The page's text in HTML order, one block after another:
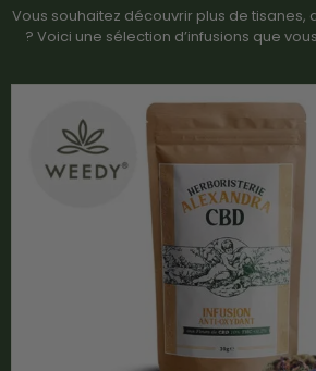
Vous souhaitez découvrir plus de tisanes,
? Voici une sélection d’infusions que